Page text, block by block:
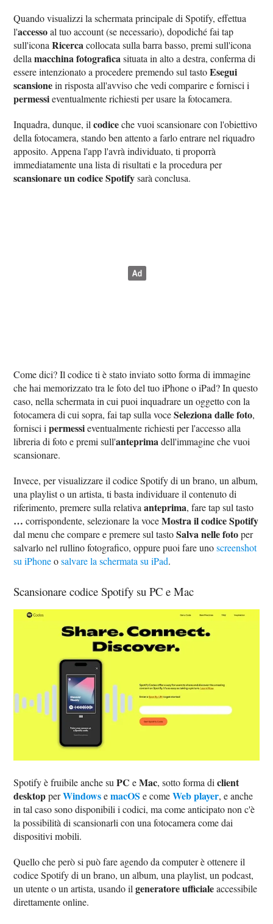
Quando visualizzi la schermata principale di Spotify, effettua
l'accessoal tuo account (se necessario), dopodiché fai tap
sull'iconaRicercacollocata sulla barra basso, premi sull'icona
dellamacchina fotograficasituata in alto a destra, conferma di
essere intenzionato a procedere premendo sul tastoEsegui
scansionein risposta all'avviso che vedi comparire e fornisci i
permessieventualmente richiesti per usare la fotocamera.
Inquadra, dunque, ilcodiceche vuoi scansionare con l'obiettivo
della fotocamera, stando ben attento a farlo entrare nel riquadro
apposito. Appena l'app l'avrà individuato, ti proporrà
immediatamente una lista di risultati e la procedura per
scansionare un codice Spotifysarà conclusa.
Come dici? Il codice ti è stato inviato sotto forma di immagine
che hai memorizzato tra le foto del tuo iPhone o iPad? In questo
caso, nella schermata in cui puoi inquadrare un oggetto con la
fotocamera di cui sopra, fai tap sulla voceSeleziona dalle foto,
fornisci ipermessieventualmente richiesti per l'accesso alla
libreria di foto e premi sull'anteprimadell'immagine che vuoi
scansionare.
Invece, per visualizzare il codice Spotify di un brano, un album,
una playlist o un artista, ti basta individuare il contenuto di
riferimento, premere sulla relativaanteprima, fare tap sul tasto
… corrispondente, selezionare la voceMostra il codice Spotify
dal menu che compare e premere sul tastoSalva nelle fotoper
salvarlo nel rullino fotografico, oppure puoi fare unoscreenshot
su iPhoneosalvare la schermata su iPad.
Scansionare codice Spotify su PC e Mac
Spotify è fruibile anche suPC eMac, sotto forma diclient
desktopperWindowsemacOS e comeWeb player, e anche
in tal caso sono disponibili i codici, ma come anticipato non c'è
la possibilità di scansionarli con una fotocamera come dai
dispositivi mobili.
Quello che però si può fare agendo da computer è ottenere il
codice Spotify di un brano, un album, una playlist, un podcast,
un utente o un artista, usando ilgeneratore ufficialeaccessibile
direttamente online.